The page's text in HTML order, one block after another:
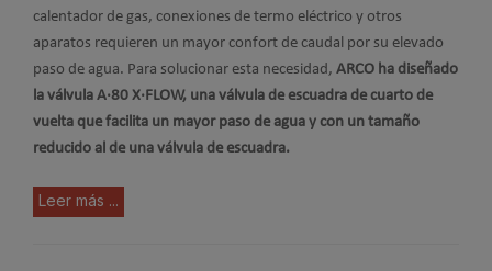
calentador de gas, conexiones de termo eléctrico y otros
aparatos requieren un mayor confort de caudal por su elevado
paso de agua. Para solucionar esta necesidad, ARCO ha diseñado
la válvula A·80 X·FLOW, una válvula de escuadra de cuarto de
vuelta que facilita un mayor paso de agua y con un tamaño
reducido al de una válvula de escuadra.
Leer más ...